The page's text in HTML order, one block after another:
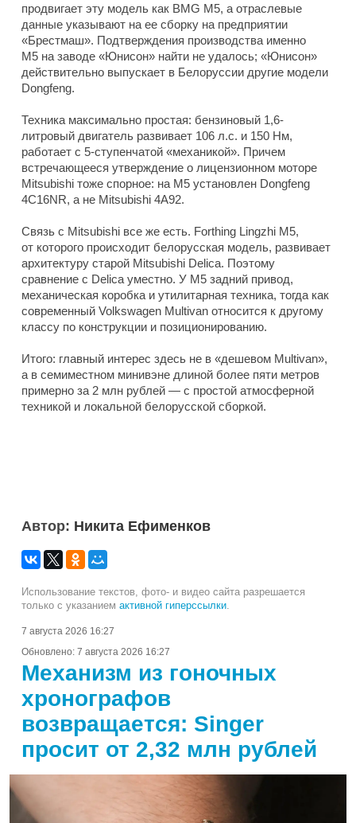
продвигает эту модель как BMG M5, а отраслевые
данные указывают на ее сборку на предприятии
«Брестмаш». Подтверждения производства именно
M5 на заводе «Юнисон» найти не удалось; «Юнисон»
действительно выпускает в Белоруссии другие модели
Dongfeng.
Техника максимально простая: бензиновый 1,6-
литровый двигатель развивает 106 л.с. и 150 Нм,
работает с 5-ступенчатой «механикой». Причем
встречающееся утверждение о лицензионном моторе
Mitsubishi тоже спорное: на M5 установлен Dongfeng
4C16NR, а не Mitsubishi 4A92.
Связь с Mitsubishi все же есть. Forthing Lingzhi M5,
от которого происходит белорусская модель, развивает
архитектуру старой Mitsubishi Delica. Поэтому
сравнение с Delica уместно. У M5 задний привод,
механическая коробка и утилитарная техника, тогда как
современный Volkswagen Multivan относится к другому
классу по конструкции и позиционированию.
Итого: главный интерес здесь не в «дешевом Multivan»,
а в семиместном минивэне длиной более пяти метров
примерно за 2 млн рублей — с простой атмосферной
техникой и локальной белорусской сборкой.
Автор: Никита Ефименков
Использование текстов, фото- и видео сайта разрешается
только с указанием активной гиперссылки
7 августа 2026 16:27
Обновлено: 7 августа 2026 16:27
Механизм из гоночных
хронографов
возвращается: Singer
просит от 2,32 млн рублей